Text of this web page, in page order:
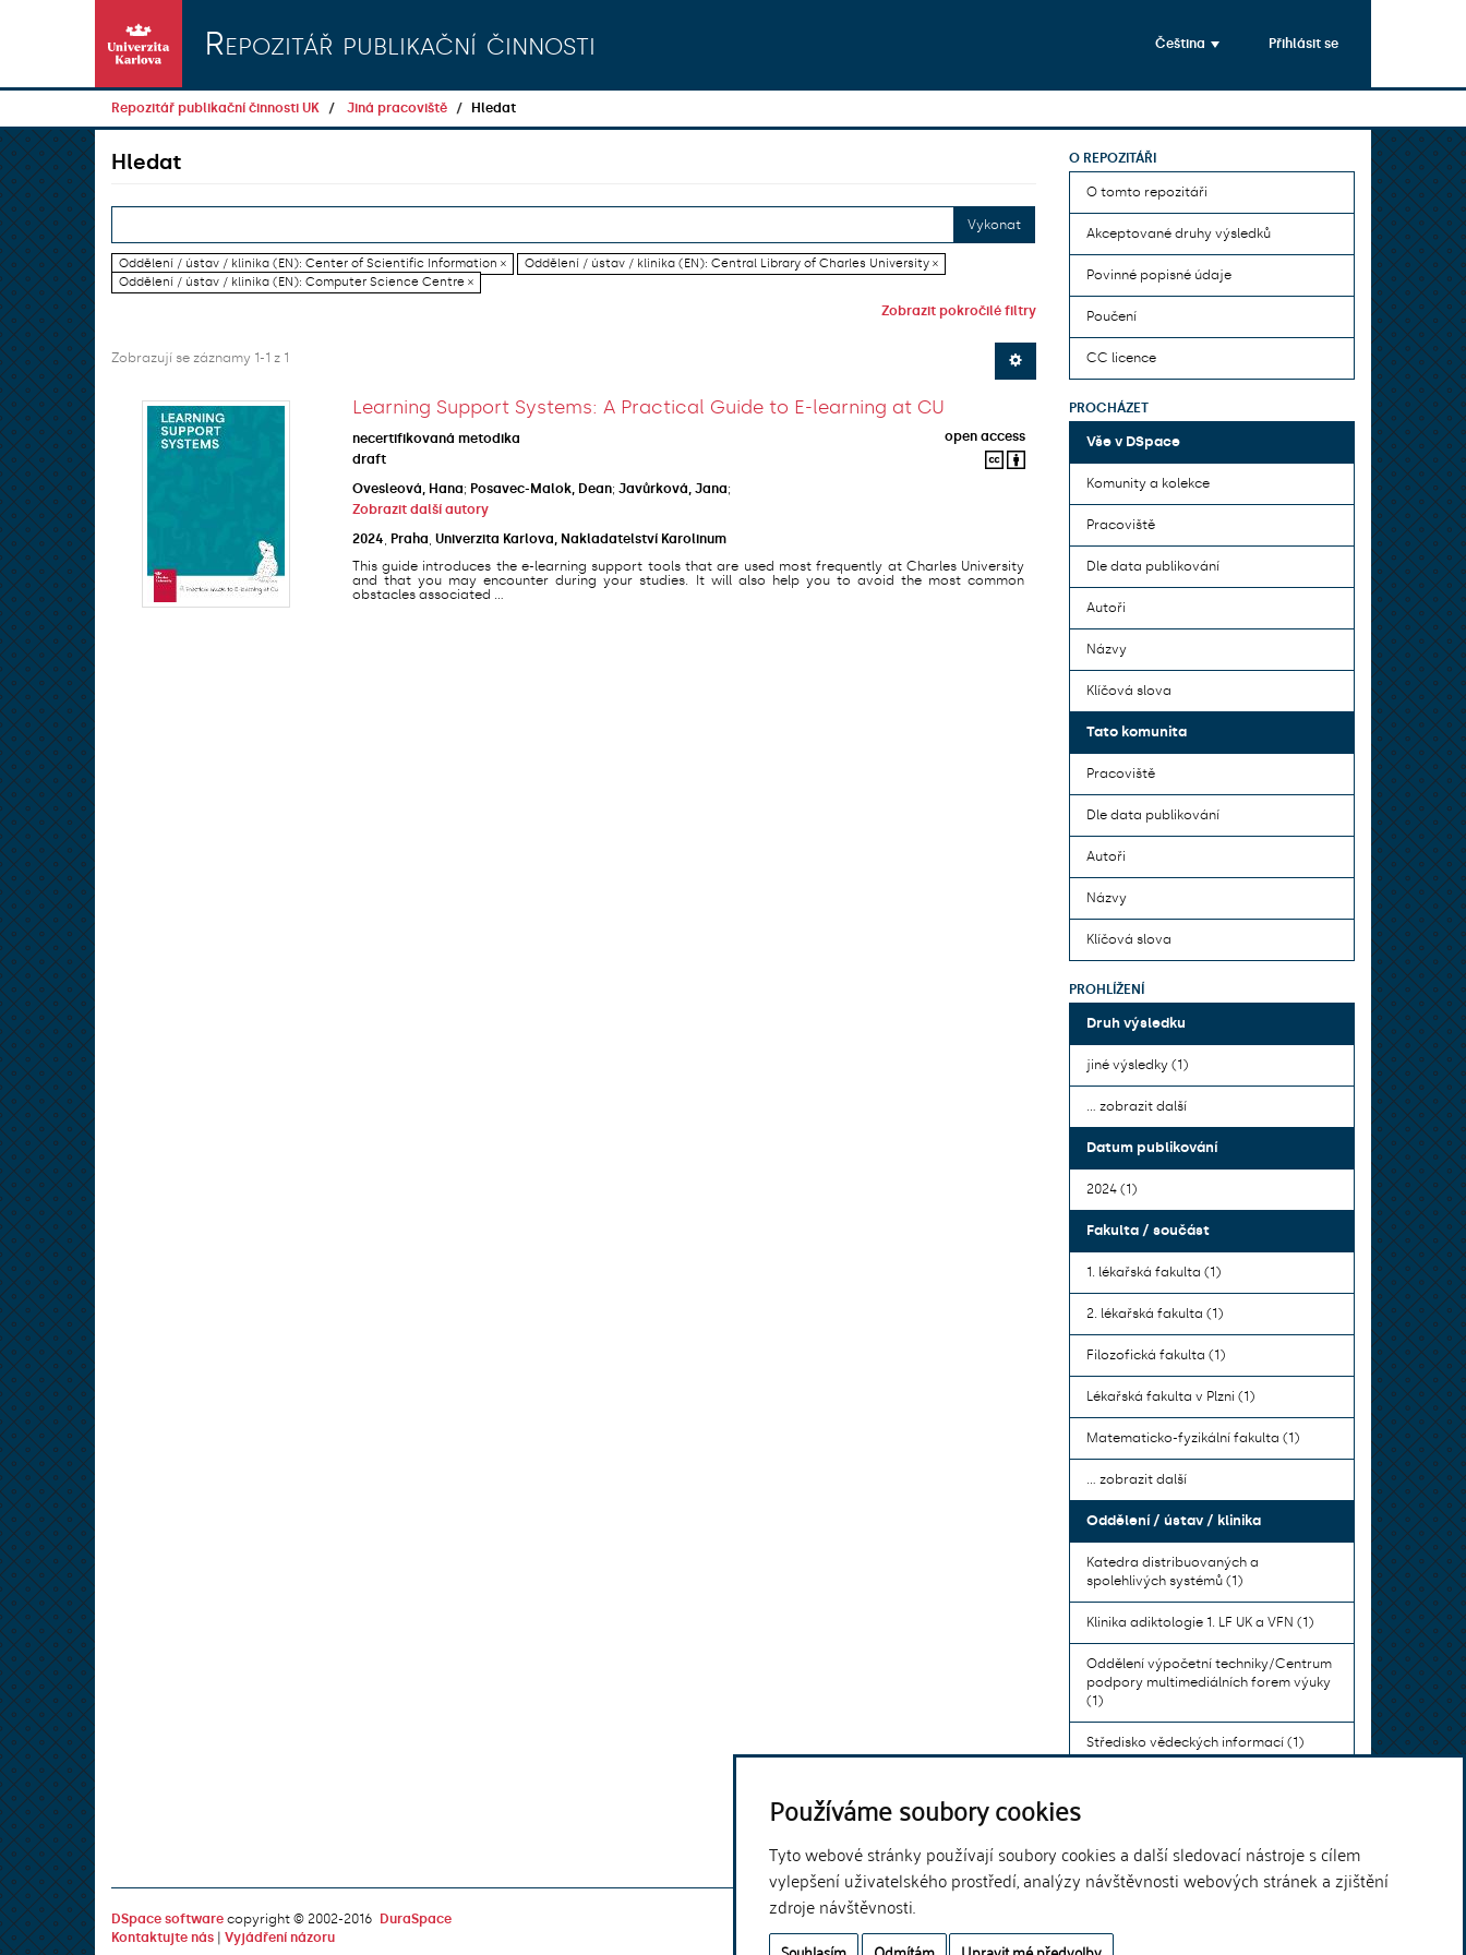
Používáme soubory cookies
Tyto webové stránky používají soubory cookies a další sledovací nástroje s cílem
vylepšení uživatelského prostředí, analýzy návštěvnosti webových stránek a zjištění
zdroje návštěvnosti.
Repozitář publikační činnosti Čeština Přihlásit se
Repozitář publikační činnosti UK Jiná pracoviště Hledat
Hledat
Vykonat
Oddělení / ústav / klinika (EN): Center of Scientific Information ×
Oddělení / ústav / klinika (EN): Central Library of Charles University ×
Oddělení / ústav / klinika (EN): Computer Science Centre ×
Zobrazit pokročilé filtry
Zobrazují se záznamy 1-1 z 1
Learning Support Systems: A Practical Guide to E-learning at CU
necertifikovaná metodika
open access
draft
Ovesleová, Hana; Posavec-Malok, Dean; Javůrková, Jana;
Zobrazit další autory
2024
Praha Univerzita Karlova, Nakladatelství Karolinum
This guide introduces the e-learning support tools that are used most frequently at Charles University
and that you may encounter during your studies. It will also help you to avoid the most common
obstacles associated ...
O REPOZITÁŘI
O tomto repozitáři
Akceptované druhy výsledků
Povinné popisné údaje
Poučení
CC licence
PROCHÁZET
Vše v DSpace
Komunity a kolekce
Pracoviště
Dle data publikování
Autoři
Názvy
Klíčová slova
Tato komunita
Pracoviště
Dle data publikování
Autoři
Názvy
Klíčová slova
PROHLÍŽENÍ
Druh výsledku
jiné výsledky (1)
... zobrazit další
Datum publikování
2024 (1)
Fakulta / součást
1. lékařská fakulta (1)
2. lékařská fakulta (1)
Filozofická fakulta (1)
Lékařská fakulta v Plzni (1)
Matematicko-fyzikální fakulta (1)
... zobrazit další
Oddělení / ústav / klinika
Katedra distribuovaných a
spolehlivých systémů (1)
Klinika adiktologie 1. LF UK a VFN (1)
Oddělení výpočetní techniky/Centrum
podpory multimediálních forem výuky
(1)
Středisko vědeckých informací (1)
DSpace software copyright © 2002-2016
DuraSpace
Kontaktujte nás
Vyjádření názoru